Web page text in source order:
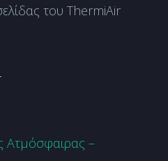
του ThermiAir
Ατμόσφαιρας –